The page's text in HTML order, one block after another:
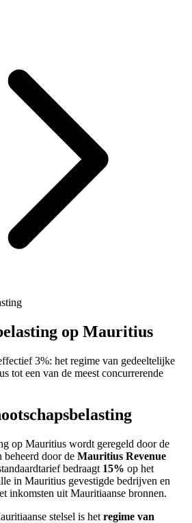
op Mauritius
3%: het regime van gedeeltelijke
tot een van de meest concurrerende
op Mauritius wordt geregeld door de
beheerd door de Mauritius Revenue
bedraagt 15% op het
in Mauritius gevestigde bedrijven en
inkomsten uit Mauritiaanse bronnen.
stelsel is het regime van